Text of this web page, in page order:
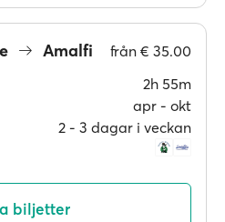
Amalfi från € 35.00
2h 55m
apr ‐ okt
2 ‐ 3 dagar i veckan
biljetter